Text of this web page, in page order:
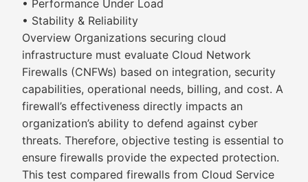
• Performance Under Load
• Stability & Reliability
Overview Organizations securing cloud
infrastructure must evaluate Cloud Network
Firewalls (CNFWs) based on integration, security
capabilities, operational needs, billing, and cost. A
firewall’s effectiveness directly impacts an
organization’s ability to defend against cyber
threats. Therefore, objective testing is essential to
ensure firewalls provide the expected protection.
This test compared firewalls from Cloud Service